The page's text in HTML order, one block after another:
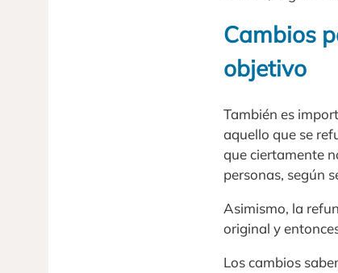
Cambios
objetivo
También es
aquello que se
que ciertamente
personas, según
Asimismo, la
original y
Los cambios